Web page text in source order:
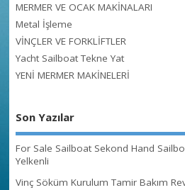
MERMER VE OCAK MAKİNALARI
Metal İşleme
VİNÇLER VE FORKLİFTLER
Yacht Sailboat Tekne Yat
YENİ MERMER MAKİNELERİ
Son Yazılar
For Sale Sailboat Sekond Hand
Yelkenli
Vinç Söküm Kurulum Tamir Bakım